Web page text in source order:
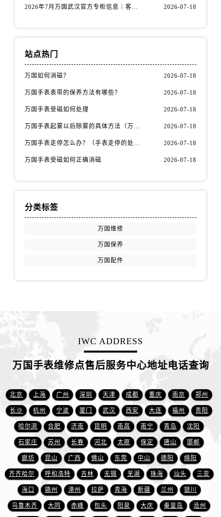
山西省临汾市尧都区解放路万国售后服务中心（需提前预约）
安徽省亳州市谯城区魏武大道万国售后服务中心（需提前预约）
福建省龙岩市新罗区九一南路万国售后服务中心（需提前预约）
福建省宁德市蕉城区天湖东路万国售后服务中心（需提前预约）
福建省莆田市城厢区霞林街道荔华东大道万国售后服务中心（需提前预约）
福建省三明市三元区东乾二路万国售后服务中心（需提前预约）
福建省漳州市龙文区步港路万国售后服务中心（需提前预约）
江苏省常州市新北区龙锦路1590号现代传媒中心5号楼10层1008室万国售后服务中心（需提前预约）
江苏省淮安市清江浦区淮海北路万国售后服务中心（需提前预约）
江苏省连云港市海州区通灌北路万国售后服务中心（需提前预约）
江苏省南京市秦淮区中山南路1号南京中心22层22-C1-C3室万国售后服务中心（需提前预约）
江苏省宿迁市宿城区西湖路万国售后服务中心（需提前预约）
2026年7月万国武汉官方专柜信息｜客户服务热线核验+官方通知 2026-07-18
站点热门
万国如何消磁？ 2026-07-18
万国手表表带的保养方法有哪些？ 2026-07-18
万国手表受磁如何处理 2026-07-18
万国手表起雾以后除雾的具体方法（万国手表起雾解决办法） 2026-07-18
万国手表走停怎么办？（手表走停的处理方法） 2026-07-18
万国手表受磁如何正确消磁 2026-07-18
分类标签
万国维修
万国保养
万国配件
IWC ADDRESS
万国手表维修点售后服务中心地址电话查询
北京 上海 广州 深圳 天津 成都 重庆 南京 郑州
长沙 杭州 宁波 厦门 武汉 西安 大连 福州 贵阳
哈尔滨 合肥 济南 昆明 南昌 南宁 青岛 沈阳
石家庄 苏州 长春 河北 太原 保定 唐山 邯郸
廊坊 昆山 广西 佛山 东莞 中山 德阳 绵阳
齐齐哈尔 呼和浩特 吉林 无锡 芜湖 珠海 汕头 三亚
海口 赣州 漳州 拉萨 青海 新疆 兰州 银川
乌鲁木齐 大同 赤峰 包头 阳泉 大庆 秦皇岛 沧州